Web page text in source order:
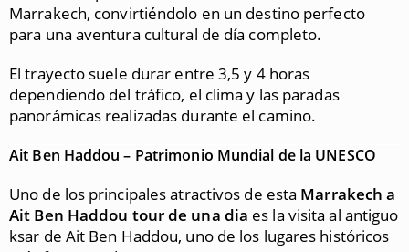
Marrakech, convirtiéndolo en un destino perfecto
para una aventura cultural de día completo.
El trayecto suele durar entre 3,5 y 4 horas
dependiendo del tráfico, el clima y las paradas
panorámicas realizadas durante el camino.
Ait Ben Haddou – Patrimonio Mundial de la UNESCO
Uno de los principales atractivos de esta Marrakech a
Ait Ben Haddou tour de una dia es la visita al antiguo
ksar de Ait Ben Haddou, uno de los lugares históricos